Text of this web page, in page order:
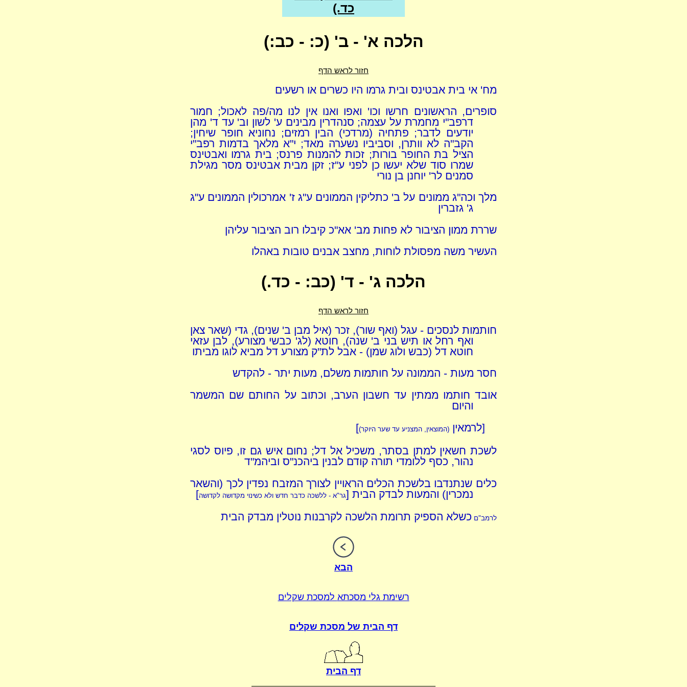
כד.)
הלכה א' - ב' (כ: - כב:)
חזור לראש הדף
מח' אי בית אבטינס ובית גרמו היו כשרים או רשעים
סופרים, הראשונים חרשו וכו' ואפו ואנו אין לנו מה/פה לאכול; חמור
דרפב"י מחמרת על עצמה; סנהדרין מבינים ע' לשון וב' עד ד' מהן
יודעים לדבר; פתחיה (מרדכי) הבין רמזים; נחוניא חופר שיחין;
הקב"ה לא וותרן, וסביביו נשערה מאד; י"א מלאך בדמות רפב"י
הציל בת החופר בורות; זכות להמנות פרנס; בית גרמו ואבטינס
שמרו סוד שלא יעשו כן לפני ע"ז; זקן מבית אבטינס מסר מגילת
סמנים לר' יוחנן בן נורי
מלך וכה"ג ממונים על ב' כתליקין הממונים ע"ג ז' אמרכולין הממונים ע"ג
ג' גזברין
שררת ממון הציבור לא פחות מב' אא"כ קיבלו רוב הציבור עליהן
העשיר משה מפסולת לוחות, מחצב אבנים טובות באהלו
הלכה ג' - ד' (כב: - כד.)
חזור לראש הדף
חותמות לנסכים - עגל (ואף שור), זכר (איל מבן ב' שנים), גדי (שאר צאן
ואף רחל או תיש בני ב' שנה), חוטא (לג' כבשי מצורע), לבן עזאי
חוטא דל (כבש ולוג שמן) - אבל לת"ק מצורע דל מביא לוגו מביתו
חסר מעות - הממונה על חותמות משלם, מעות יתר - להקדש
אובד חותמו ממתין עד חשבון הערב, וכתוב על החותם שם המשמר
והיום
[לרמאין(המוצאין, המצניע עד שער היוקר)]
לשכת חשאין למתן בסתר, משכיל אל דל; נחום איש גם זו, פיוס לסגי
נהור, כסף ללומדי תורה קודם לבנין ביהכנ"ס וביהמ"ד
כלים שנתנדבו בלשכת הכלים הראויין לצורך המזבח נפדין לכך (והשאר
נמכרין) והמעות לבדק הבית [גר"א - ללשכה כדבר חדש ולא כשינוי מקדושה לקדושה]
לרמב"ם כשלא הספיק תרומת הלשכה לקרבנות נוטלין מבדק הבית
הבא
רשימת גלי מסכתא למסכת שקלים
דף הבית של מסכת שקלים
דף הבית